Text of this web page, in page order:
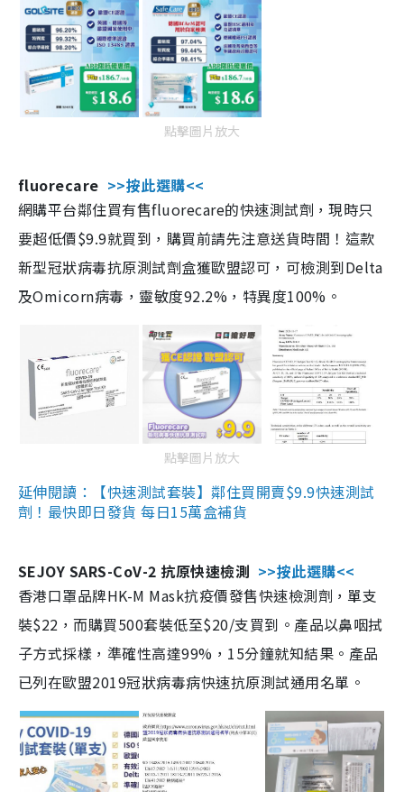
點擊圖片放大
fluorecare >>按此選購<<
網購平台鄰住買有售fluorecare的快速測試劑，現時只
要超低價$9.9就買到，購買前請先注意送貨時間！這款
新型冠狀病毒抗原測試劑盒獲歐盟認可，可檢測到Delta
及Omicorn病毒，靈敏度92.2%，特異度100%。
點擊圖片放大
延伸閱讀：【快速測試套裝】鄰住買開賣$9.9快速測試
劑！最快即日發貨 每日15萬盒補貨
SEJOY SARS-CoV-2 抗原快速檢測 >>按此選購<<
香港口罩品牌HK-M Mask抗疫價發售快速檢測劑，單支
裝$22，而購買500套裝低至$20/支買到。產品以鼻咽拭
子方式採樣，準確性高達99%，15分鐘就知結果。產品
已列在歐盟2019冠狀病毒病快速抗原測試通用名單。